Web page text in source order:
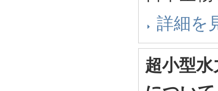
詳細を
超小型